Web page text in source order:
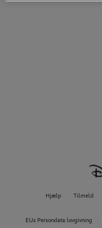
Hjælp Tilmeld
EUs Persondata lovgivning